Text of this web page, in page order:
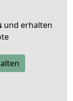
und erhalten